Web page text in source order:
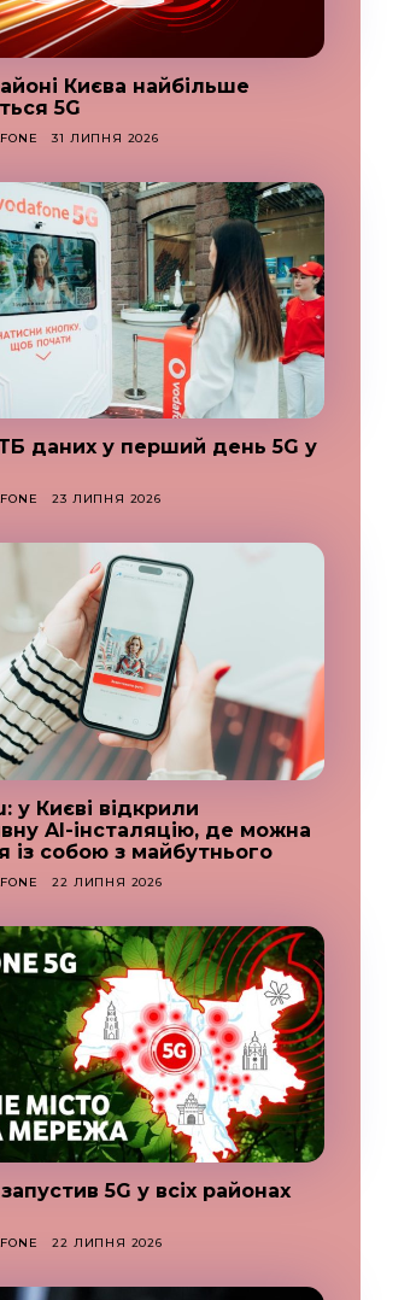
Києва найбільше
5G
31 ЛИПНЯ 2026
даних у перший день 5G у
23 ЛИПНЯ 2026
у Києві відкрили
AI-інсталяцію, де можна
із собою з майбутнього
22 ЛИПНЯ 2026
5G у всіх районах
22 ЛИПНЯ 2026